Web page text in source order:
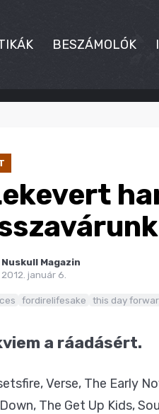
BESZÁMOLÓK
Nuskull Magazin
2012. január 6.
fordirelifesake this day
a ráadásért.
Verse, The Early
The Get Up Kids,